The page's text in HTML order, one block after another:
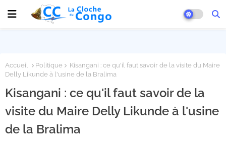
Accueil Politique
Kisangani : ce qu'il faut savoir de la visite du Maire
Delly Likunde à l'usine de la Bralima
Kisangani : ce qu'il faut savoir de la
visite du Maire Delly Likunde à l'usine
de la Bralima